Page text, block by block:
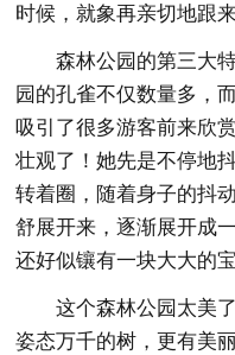
时候，就象再亲切地跟
森林公园的第三大
园的孔雀不仅数量多，
吸引了很多游客前来欣
壮观了！她先是不停地
转着圈，随着身子的抖
舒展开来，逐渐展开成
还好似镶有一块大大的
这个森林公园太美
姿态万千的树，更有美